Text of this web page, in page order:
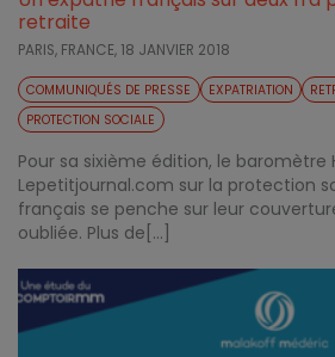
retraite
PARIS, FRANCE, 18 JANVIER 2018
COMMUNIQUÉS DE PRESSE EXPATRIATION
PROTECTION SOCIALE
Pour sa sixième édition, le baromètre
Lepetitjournal.com sur la protection
français se penche sur leur
oubliée. Plus de[...]